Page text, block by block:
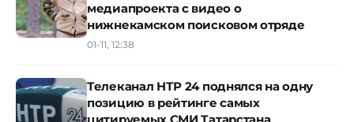
медиапроекта с видео о
нижнекамском поисковом отряде
01-11, 12:38
Телеканал НТР 24 поднялся на одну
позицию в рейтинге самых